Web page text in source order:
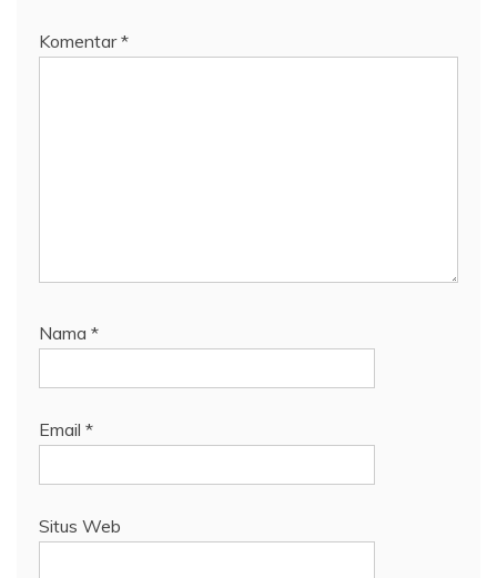
Komentar*
Nama *
Email *
Situs Web